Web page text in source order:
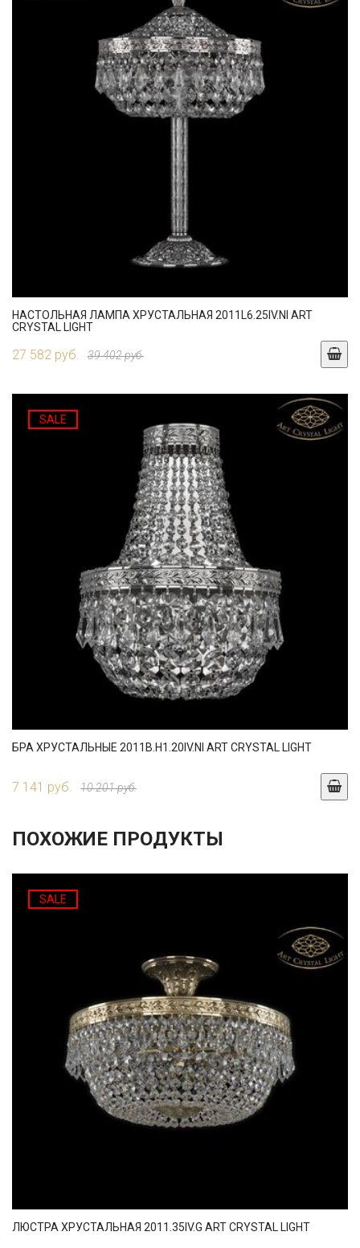
НАСТОЛЬНАЯ ЛАМПА ХРУСТАЛЬНАЯ 2011L6.25IV.NI ART
CRYSTAL LIGHT
27 582 руб. 39 402 руб.
SALE
БРА ХРУСТАЛЬНЫЕ 2011B.H1.20IV.NI ART CRYSTAL LIGHT
7 141 руб. 10 201 руб.
ПОХОЖИЕ ПРОДУКТЫ
SALE
ЛЮСТРА ХРУСТАЛЬНАЯ 2011.35IV.G ART CRYSTAL LIGHT